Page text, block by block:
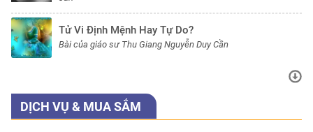
Tử Vi Định Mệnh Hay Tự Do?
Bài của giáo sư Thu Giang Nguyễn Duy Cần
DỊCH VỤ & MUA SẮM